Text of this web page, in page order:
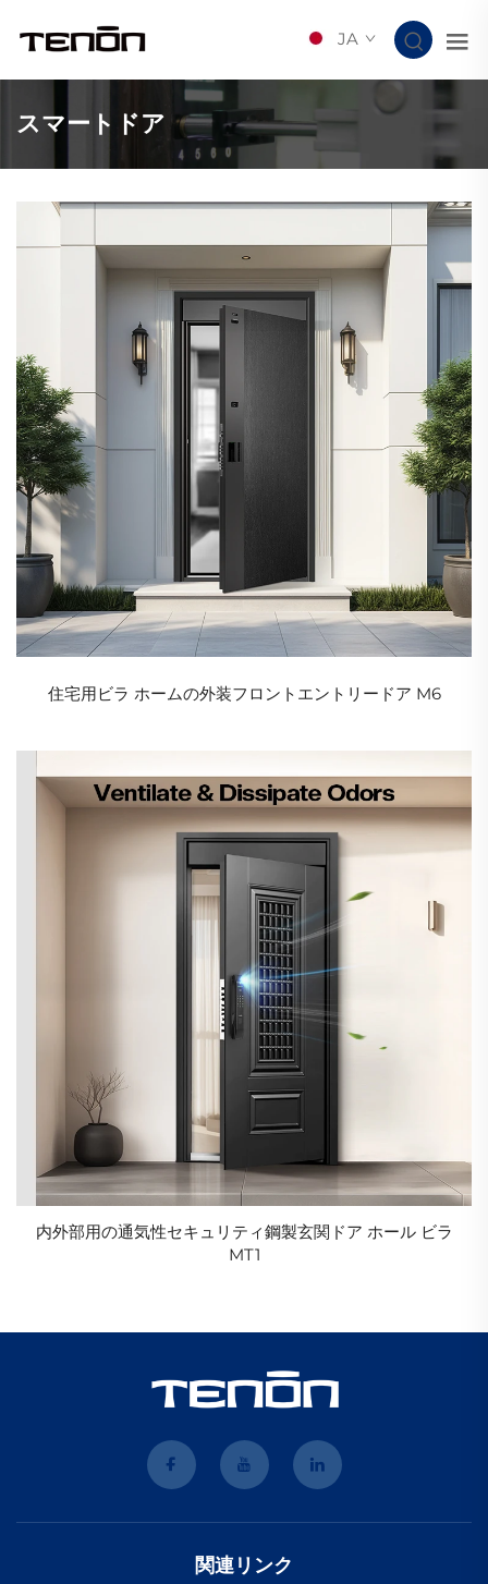
JA
スマートドア
住宅用ビラ ホームの外装フロントエントリードア M6
内外部用の通気性セキュリティ鋼製玄関ドア ホール ビラ
MT1
関連リンク